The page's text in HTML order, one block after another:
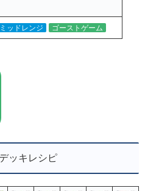
ミッドレンジ ゴーストゲーム
ッキレシピ